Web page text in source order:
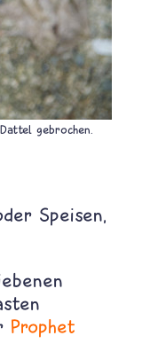
gebrochen.
Speisen,
Prophet